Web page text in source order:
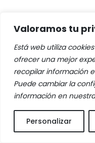
Valoramos tu
Está web utiliza
ofrecer una mejor
recopilar información
Puede cambiar la
información en
Personalizar